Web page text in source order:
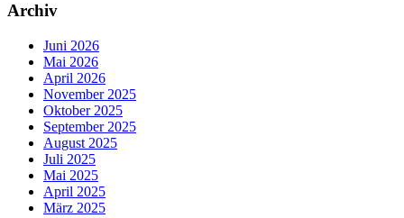
Archiv
Juni 2026
Mai 2026
April 2026
November 2025
Oktober 2025
September 2025
August 2025
Juli 2025
Mai 2025
April 2025
März 2025